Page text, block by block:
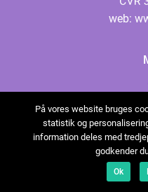
web:
På vores website bruges
statistik og
information deles med
godkender
Ok